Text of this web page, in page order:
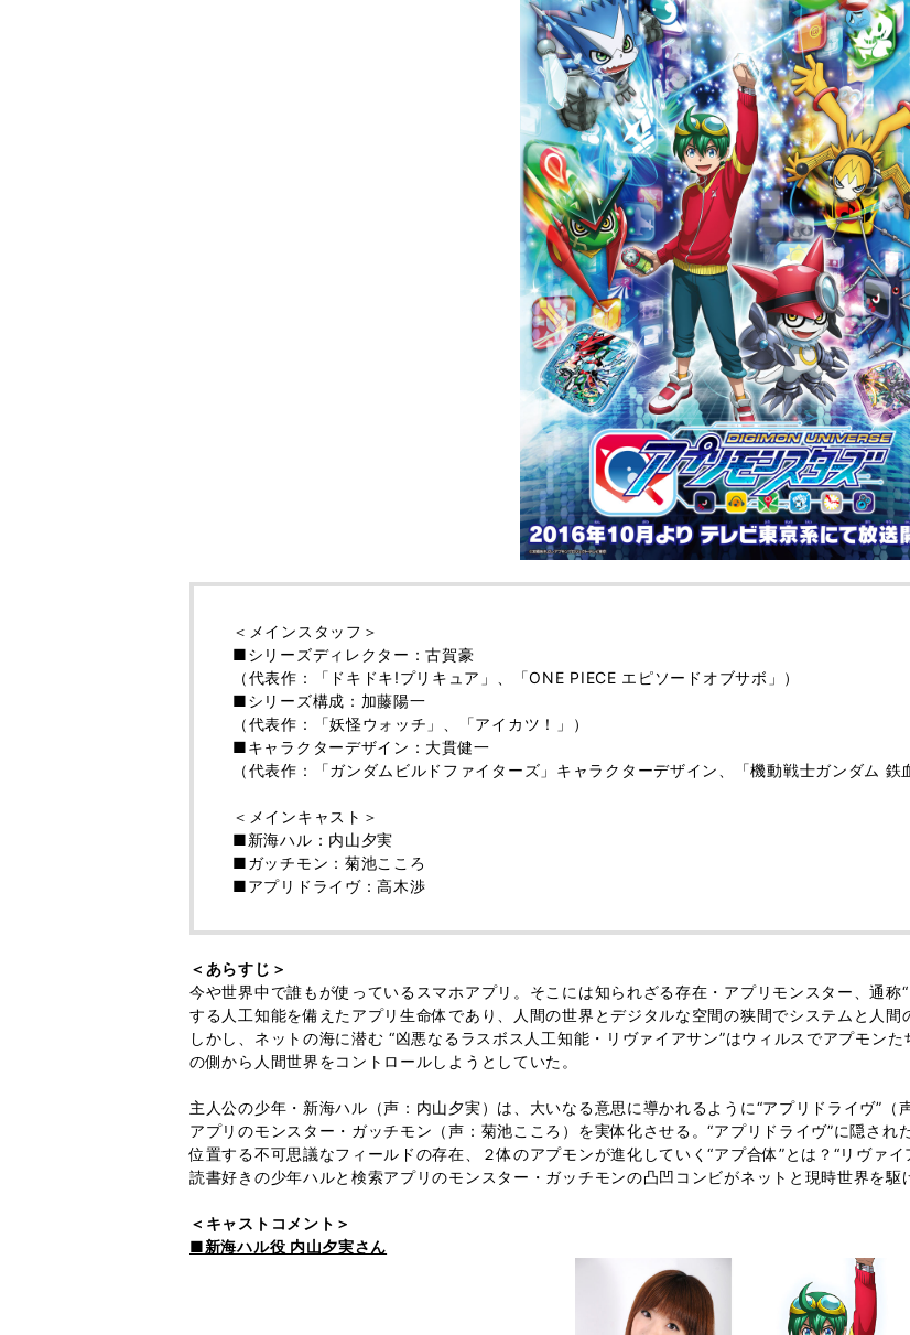
＜メインスタッフ＞
■シリーズディレクター：古賀豪
（代表作：「ドキドキ!プリキュア」、「ONE PIECE エピソードオブサボ」）
■シリーズ構成：加藤陽一
（代表作：「妖怪ウォッチ」、「アイカツ！」）
■キャラクターデザイン：大貫健一
（代表作：「ガンダムビルドファイターズ」キャラクターデザイン、「機動戦士ガンダム
＜メインキャスト＞
■新海ハル：内山夕実
■ガッチモン：菊池こころ
■アプリドライヴ：高木渉
＜あらすじ＞
今や世界中で誰もが使っているスマホアプリ。そこには知られざる存在・アプリモンスター、通称
する人工知能を備えたアプリ生命体であり、人間の世界とデジタルな空間の狭間でシステムと人間
しかし、ネットの海に潜む “凶悪なるラスボス人工知能・リヴァイアサン”はウィルスでアプモン
の側から人間世界をコントロールしようとしていた。
主人公の少年・新海ハル（声：内山夕実）は、大いなる意思に導かれるように“アプリドライヴ”（
アプリのモンスター・ガッチモン（声：菊池こころ）を実体化させる。“アプリドライヴ”に隠さ
位置する不可思議なフィールドの存在、２体のアプモンが進化していく“アプ合体”とは？“リヴァ
読書好きの少年ハルと検索アプリのモンスター・ガッチモンの凸凹コンビがネットと現時世界を駆
＜キャストコメント＞
■新海ハル役 内山夕実さん